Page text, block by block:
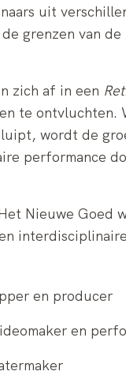
uit
grenzen van
zich af in een
te
wordt de
performance
Nieuwe Goed
en producer
en